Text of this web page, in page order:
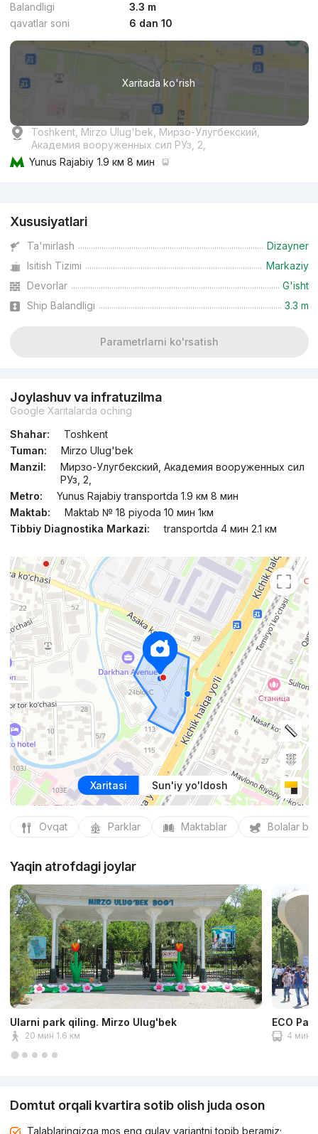
Balandligi
3.3 m
qavatlar soni
6 dan 10
Xaritada ko'rish
Toshkent, Mirzo Ulug'bek, Мирзо-Улугбекский,
Академия вооруженных сил РУз, 2,
Yunus Rajabiy 1.9 км 8 мин
Xususiyatlari
Ta'mirlash
Dizayner
Isitish Tizimi
Markaziy
Devorlar
G'isht
Ship Balandligi
3.3 m
Parametrlarni ko'rsatish
Joylashuv va infratuzilma
Google Xaritalarda oching
Shahar:
Toshkent
Tuman:
Mirzo Ulug'bek
Manzil:
Мирзо-Улугбекский, Академия вооруженных сил
РУз, 2,
Metro:
Yunus Rajabiy transportda 1.9 км 8 мин
Maktab:
Maktab № 18 piyoda 10 мин 1км
Tibbiy Diagnostika Markazi:
transportda 4 мин 2.1 км
Xaritasi Sun'iy yo'ldosh
Ovqat Parklar Maktablar Bolalar
Yaqin atrofdagi joylar
Ularni park qiling. Mirzo Ulug'bek
20 мин 1.6 км
ECO
4 мин
Domtut orqali kvartira sotib olish juda oson
Talablaringizga mos eng qulay variantni topib beramiz;